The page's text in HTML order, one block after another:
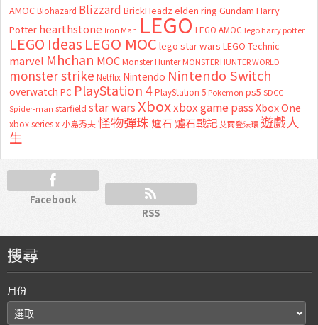
AMOC Biohazard Blizzard BrickHeadz elden ring Gundam Harry
Potter hearthstone Iron Man LEGO LEGO AMOC lego harry potter
LEGO Ideas LEGO MOC lego star wars LEGO Technic
marvel Mhchan MOC Monster Hunter MONSTER HUNTER WORLD
monster strike Netflix Nintendo Nintendo Switch
overwatch PC PlayStation 4 PlayStation 5 Pokemon ps5 SDCC
Spider-man starfield star wars Xboxxbox game passXbox One
xbox series x 小島秀夫怪物彈珠 爐石 爐石戰記艾爾登法環 遊戲人
生
Facebook
RSS
搜尋
月份